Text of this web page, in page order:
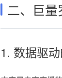
二、巨
1. 数据驱